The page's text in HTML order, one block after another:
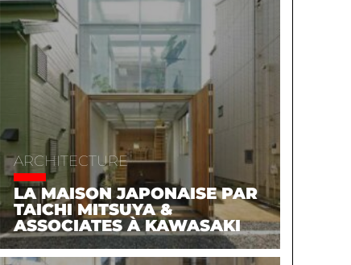
ARCHITECTURE
LA MAISON JAPONAISE PAR
TAICHI MITSUYA &
ASSOCIATES À KAWASAKI